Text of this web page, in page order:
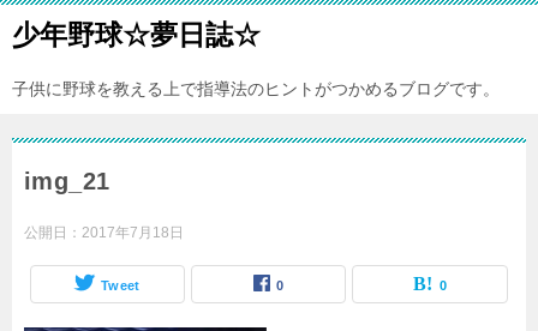
少年野球☆夢日誌☆
子供に野球を教える上で指導法のヒントがつかめるブログです。
img_21
公開日： 2017年7月18日
Tweet 0 0